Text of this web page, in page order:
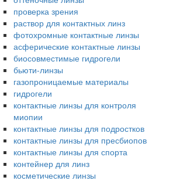
проверка зрения
раствор для контактных линз
фотохромные контактные линзы
асферические контактные линзы
биосовместимые гидрогели
бьюти-линзы
газопроницаемые материалы
гидрогели
контактные линзы для контроля
миопии
контактные линзы для подростков
контактные линзы для пресбиопов
контактные линзы для спорта
контейнер для линз
косметические линзы